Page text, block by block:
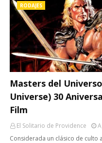
RODAJES
Masters del
Universe) 30
Film
El Solitario de Providence
Considerada un clásico de culto